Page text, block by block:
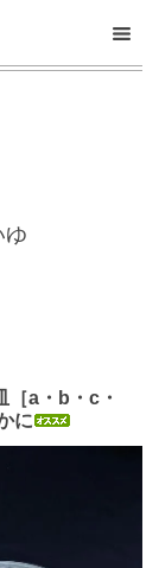
ゆ
［a・b・c・
に